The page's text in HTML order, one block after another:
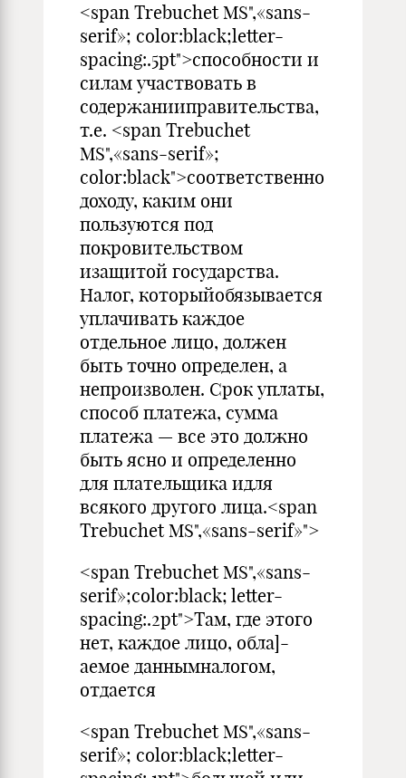
<span Trebuchet MS",«sans-
serif»; color:black;letter-
spacing:.5pt">способности и
силам участвовать в
содержанииправительства,
т.е. <span Trebuchet
MS",«sans-serif»;
color:black">соответственно
доходу, каким они
пользуются под
покровительством
изащитой государства.
Налог, которыйобязывается
уплачивать каждое
отдельное лицо, должен
быть точно определен, а
непроизволен. Срок уплаты,
способ платежа, сумма
платежа — все это должно
быть ясно и определенно
для плательщика идля
всякого другого лица.<span
Trebuchet MS",«sans-serif»">
<span Trebuchet MS",«sans-
serif»;color:black; letter-
spacing:.2pt">Там, где этого
нет, каждое лицо, обла]-
аемое даннымналогом,
отдается
<span Trebuchet MS",«sans-
serif»; color:black;letter-